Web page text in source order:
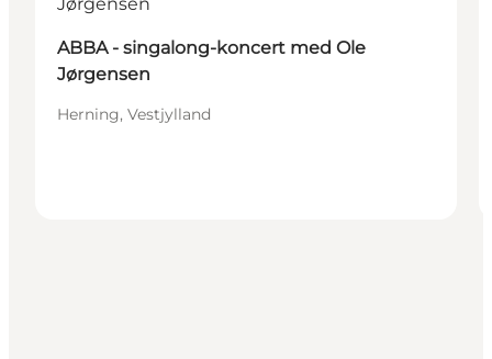
ABBA - singalong-koncert med Ole
Jørgensen
Herning, Vestjylland